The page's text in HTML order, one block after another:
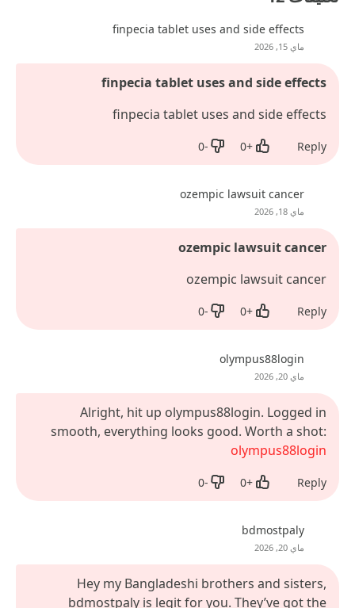
finpecia tablet uses and side effects
ماي 15, 2026
finpecia tablet uses and side effects
finpecia tablet uses and side effects
Reply
+
0
Like
-
0
Dislike
ozempic lawsuit cancer
ماي 18, 2026
ozempic lawsuit cancer
ozempic lawsuit cancer
Reply
+
0
Like
-
0
Dislike
olympus88login
ماي 20, 2026
Alright, hit up olympus88login. Logged in
smooth, everything looks good. Worth a shot:
olympus88login
Reply
+
0
Like
-
0
Dislike
bdmostpaly
ماي 20, 2026
Hey my Bangladeshi brothers and sisters,
bdmostpaly is legit for you. They’ve got the